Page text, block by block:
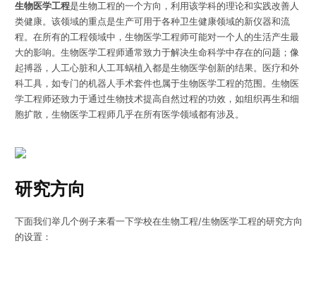
生物医学工程是生物工程的一个方向，利用该学科的理论和实践改善人
类健康。该领域的重点是生产可用于各种卫生健康领域的新仪器和流
程。在所有的工程领域中，生物医学工程师可能对一个人的生活产生最
大的影响。生物医学工程师通常致力于解决生命科学中存在的问题；像
起搏器，人工心脏和人工耳蜗植入都是生物医学创新的结果。医疗和外
科工具，如专门的机器人手术套件也属于生物医学工程的范围。生物医
学工程师还致力于通过生物技术提高自然过程的功效，如组织再生和细
胞扩散，生物医学工程师几乎在所有医学领域都有涉及。
研究方向
下面我们举几个例子来看一下学校在生物工程/生物医学工程的研究方向
的设置：